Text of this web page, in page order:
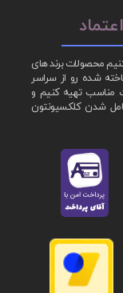
محصولات برند های
شده رو از سراسر
مناسب تهیه کنیم و
شدن کلکسیونتون
اعتماد